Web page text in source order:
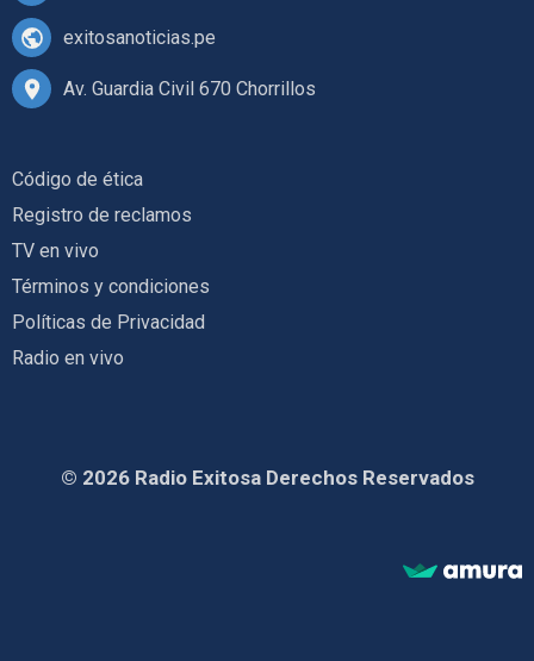
exitosanoticias.pe
Av. Guardia Civil 670 Chorrillos
Código de ética
Registro de reclamos
TV en vivo
Términos y condiciones
Políticas de Privacidad
Radio en vivo
© 2026 Radio Exitosa Derechos Reservados